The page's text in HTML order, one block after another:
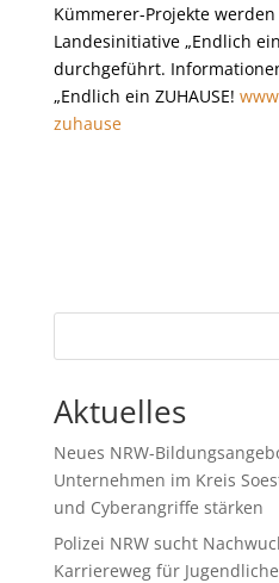
Kümmerer-Projekte
Landesinitiative „Endlich ein
durchgeführt.
„Endlich ein ZUHAUSE!
zuhause
Aktuelles
Neues NRW-
Unternehmen im Kreis
und Cyberangriffe stärken
Polizei NRW sucht
Karriereweg für